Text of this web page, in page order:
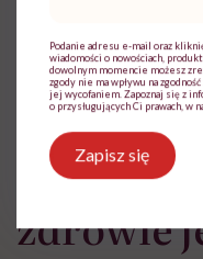
nasiona,
orzechy,
Błonnik
zdrowie
Podanie adresu e-mail oraz
wiadomości o nowościach,
dowolnym momencie możesz
zgody nie ma wpływu na
jej wycofaniem. Zapoznaj się z
o przysługujących Ci prawach, w
Zapisz się